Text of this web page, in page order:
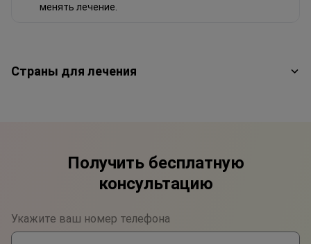
менять лечение.
Страны для лечения
Получить бесплатную
консультацию
Укажите ваш номер телефона